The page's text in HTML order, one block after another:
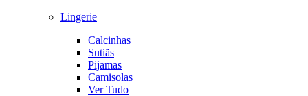
Lingerie
Calcinhas
Sutiãs
Pijamas
Camisolas
Ver Tudo